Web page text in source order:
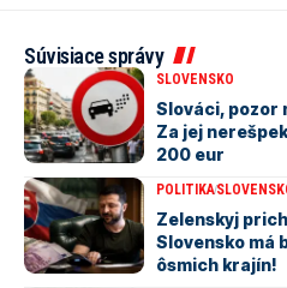
Súvisiace správy
SLOVENSKO
Slováci, pozor
Za jej
200 eur
POLITIKA
Zelenskyj
Slovensko má
ôsmich krajín!